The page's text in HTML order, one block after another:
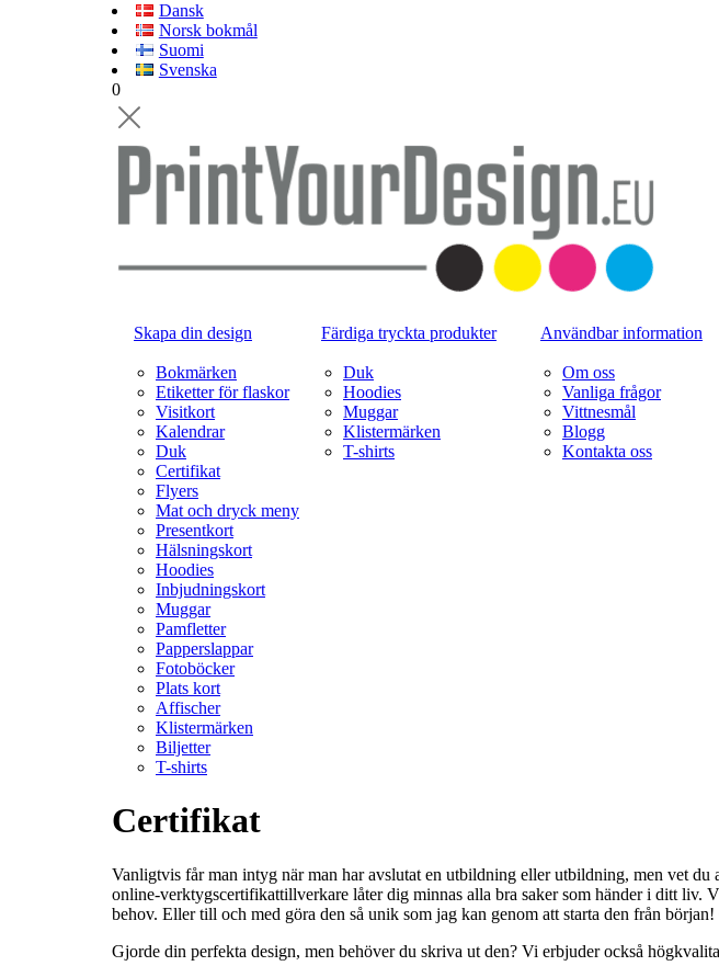
Dansk
Norsk bokmål
Suomi
Svenska
0
Skapa din design
Bokmärken
Etiketter för flaskor
Visitkort
Kalendrar
Duk
Certifikat
Flyers
Mat och dryck meny
Presentkort
Hälsningskort
Hoodies
Inbjudningskort
Muggar
Pamfletter
Papperslappar
Fotoböcker
Plats kort
Affischer
Klistermärken
Biljetter
T-shirts
Färdiga tryckta produkter
Duk
Hoodies
Muggar
Klistermärken
T-shirts
Användbar information
Om oss
Vanliga frågor
Vittnesmål
Blogg
Kontakta oss
Certifikat
Vanligtvis får man intyg när man har avslutat en utbildning eller utbildning, men vet
online-verktygscertifikattillverkare låter dig minnas alla bra saker som händer i ditt liv.
behov. Eller till och med göra den så unik som jag kan genom att starta den från
Gjorde din perfekta design, men behöver du skriva ut den? Vi erbjuder också